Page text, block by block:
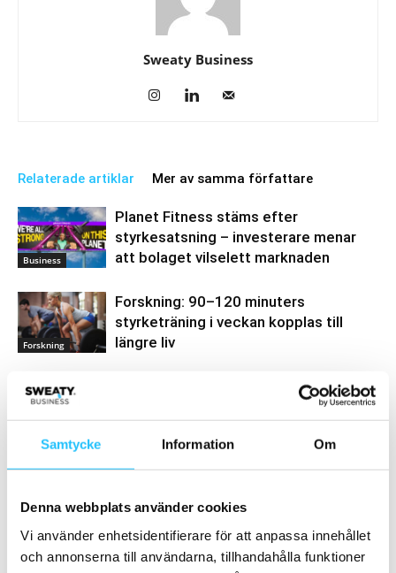
Samtycke Information Om
Denna webbplats använder cookies
Vi använder enhetsidentifierare för att anpassa innehållet
och annonserna till användarna, tillhandahålla funktioner
Sweaty Business
Relaterade artiklar Mer av samma författare
Business
Planet Fitness stäms efter
styrkesatsning – investerare menar
att bolaget vilselett marknaden
Forskning
Forskning: 90–120 minuters
styrketräning i veckan kopplas till
längre liv
Strava lanserar nya funktioner för
- Annons -